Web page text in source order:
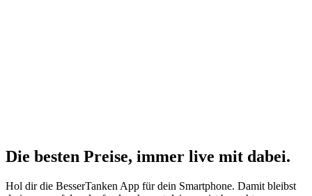
Die besten Preise, immer live mit dabei.
Hol dir die BesserTanken App für dein Smartphone. Damit bleibst